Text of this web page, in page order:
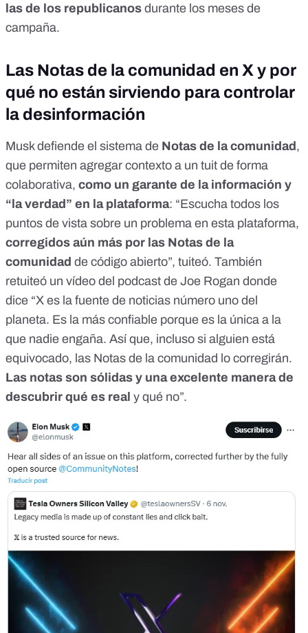
las de los republicanos durante los meses de
campaña.
Las Notas de la comunidad en X y por
qué no están sirviendo para controlar
la desinformación
Musk defiende el sistema de Notas de la comunidad,
que permiten agregar contexto a un tuit de forma
colaborativa, como un garante de la información y
“la verdad” en la plataforma: “Escucha todos los
puntos de vista sobre un problema en esta plataforma,
corregidos aún más por las Notas de la
comunidad de código abierto”, tuiteó. También
retuiteó un vídeo del podcast de Joe Rogan donde
dice “X es la fuente de noticias número uno del
planeta. Es la más confiable porque es la única a la
que nadie engaña. Así que, incluso si alguien está
equivocado, las Notas de la comunidad lo corregirán.
Las notas son sólidas y una excelente manera de
descubrir qué es real y qué no”.